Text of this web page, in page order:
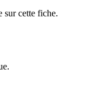
sur cette fiche.